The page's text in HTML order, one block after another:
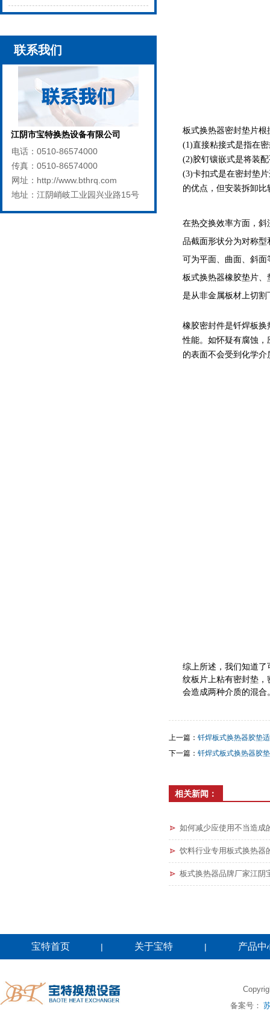
联系我们
江阴市宝特换热设备有限公司
电话：0510-86574000
传真：0510-86574000
网址：http://www.bthrq.com
地址：江阴峭岐工业园兴业路15号
板式换热器密封垫片
(1)直接粘接式是指在
(2)胶钉镶嵌式是将装
(3)卡扣式是在密封垫
的优点，但安装拆卸
在热交换效率方面，
品截面形状分为对称
可为平面、曲面、斜面
板式换热器橡胶垫片
是从非金属板材上切
橡胶密封件是钎焊板
性能。如怀疑有腐蚀
的表面不会受到化学
综上所述，我们知道
纹板片上粘有密封垫
会造成两种介质的混
上一篇： 钎焊板式换热器胶垫
下一篇： 钎焊式板式换热器胶
相关新闻：
如何减少应使用不当造成
饮料行业专用板式换热器
板式换热器品牌厂家江阴
宝特首页 | 关于宝特 | 产品中
备案号：